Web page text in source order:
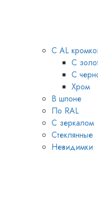
С AL
С
С
Хром
В шпоне
По RAL
С зеркалом
Стеклянные
Невидимки